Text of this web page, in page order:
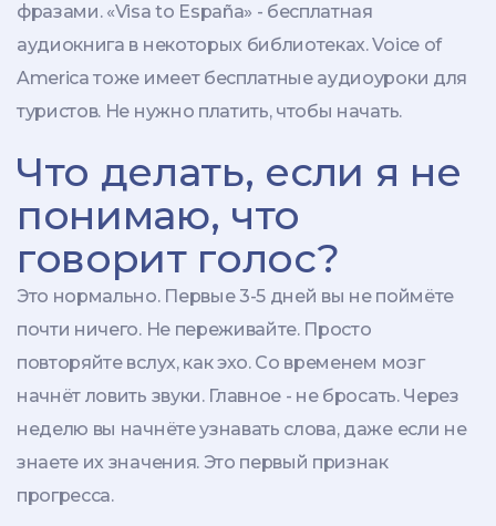
фразами. «Visa to España» - бесплатная
аудиокнига в некоторых библиотеках. Voice of
America тоже имеет бесплатные аудиоуроки для
туристов. Не нужно платить, чтобы начать.
Что делать, если я не
понимаю, что
говорит голос?
Это нормально. Первые 3-5 дней вы не поймёте
почти ничего. Не переживайте. Просто
повторяйте вслух, как эхо. Со временем мозг
начнёт ловить звуки. Главное - не бросать. Через
неделю вы начнёте узнавать слова, даже если не
знаете их значения. Это первый признак
прогресса.